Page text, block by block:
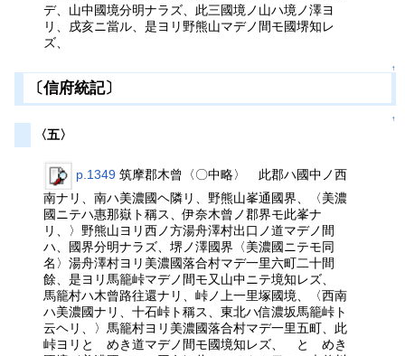
デ、山中國境分明ナラズ、此三國境ノ山ハ境ノ澤ヨ
リ、戌亥ニ當ル、是ヨリ野熊山マデノ間モ國堺知レ
ズ、
↑
〔信府統記〕
↑
〈五〉
p.1349 筑摩郡木曾〈〇中略〉 此郡ハ國中ノ西
南ナリ、南ハ美濃國ヘ隣リ、野熊山峯通國界、〈美濃
國ニテハ惠那嶽ト稱ス、伊奈木曾ノ郡界モ此峯ナ
リ、〉野熊山ヨリ西ノ方湯舟澤村出口ノ道マデノ間
ハ、國界分明ナラズ、堺ノ澤國界〈美濃國ニテモ同
名〉湯舟澤村ヨリ美濃國落合村マデ一里六町二十間
餘、是ヨリ馬籠峠マデノ間モ又山中ニテ境知レズ、
馬籠村ハ木曾路往還ナリ、峠ノ上一里塚國境、〈西南
ハ美濃國ナリ、十石峠ト稱ス、東北ハ信濃坂馬籠峠ト
云ヘリ、〉馬籠村ヨリ美濃國落合村マデ一里五町、此
峠ヨリとゞめき道マデノ間モ國境知レズ、 とゞめき